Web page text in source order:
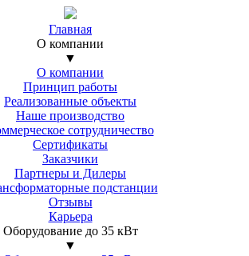
Главная
О компании
▼
О компании
Принцип работы
Реализованные объекты
Наше производство
сотрудничество
Сертификаты
Заказчики
Партнеры и Дилеры
подстанции
Отзывы
Карьера
Оборудование до 35 кВт
▼